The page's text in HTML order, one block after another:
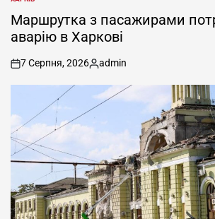
ОПУБЛІКУВАТИ
УМаршрутка з пасажирами
аварію в Харкові
on
7 Серпня, 2026
Опубліковано
admin